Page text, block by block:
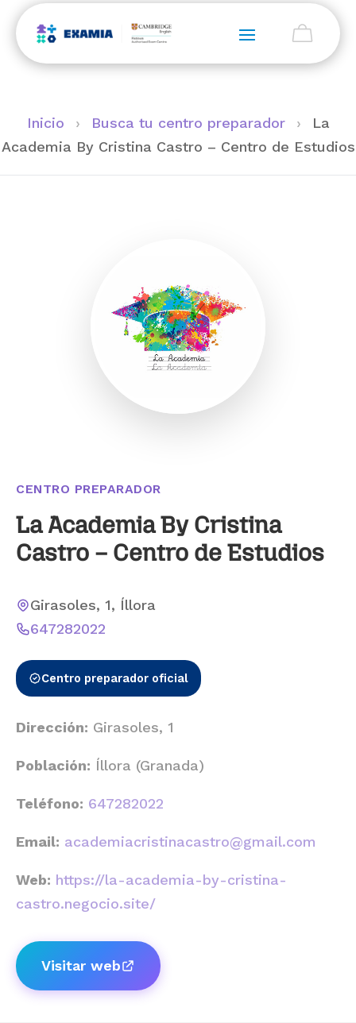
Inicio › Busca tu centro preparador ›
La
Academia By Cristina Castro – Centro de Estudios
CENTRO PREPARADOR
La Academia By Cristina
Castro – Centro de Estudios
Girasoles, 1, Íllora
647282022
Centro preparador oficial
Dirección: Girasoles, 1
Población: Íllora (Granada)
Teléfono: 647282022
Email: academiacristinacastro@gmail.com
Web: https://la-academia-by-cristina-
castro.negocio.site/
Visitar web